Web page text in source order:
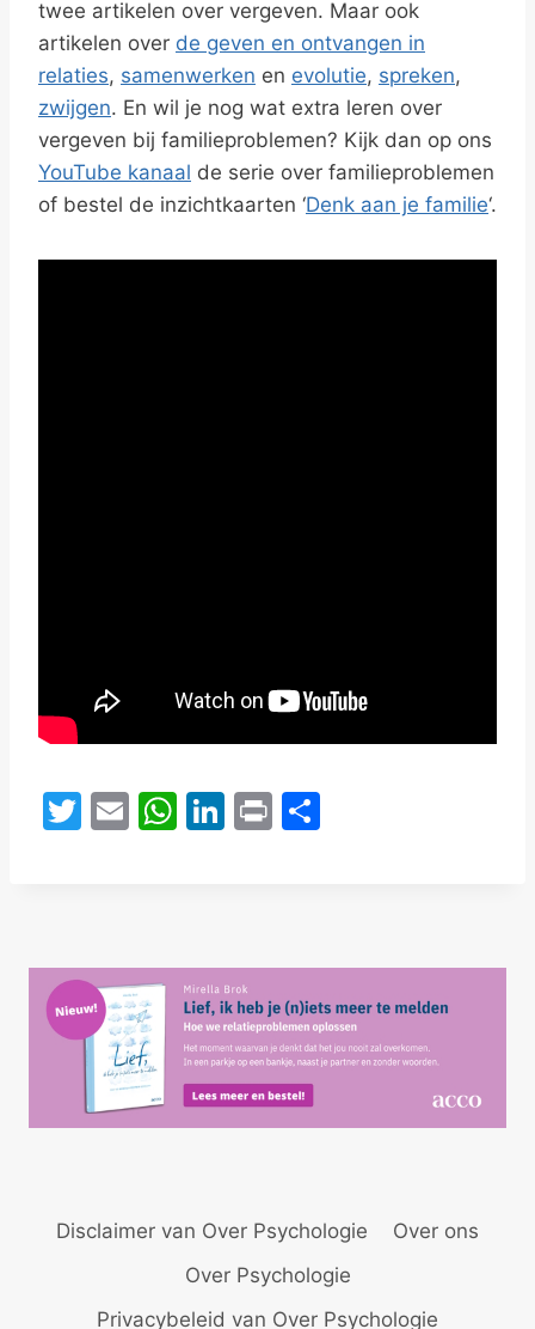
twee artikelen over vergeven. Maar ook
artikelen over de geven en ontvangen in
relaties, samenwerken en evolutie, spreken,
zwijgen. En wil je nog wat extra leren over
vergeven bij familieproblemen? Kijk dan op ons
YouTube kanaal de serie over familieproblemen
of bestel de inzichtkaarten ‘Denk aan je familie‘.
T
E
W
A
p
p
Li
dI
n
Pr
Disclaimer van Over Psychologie
Over ons
Over Psychologie
Privacybeleid van Over Psychologie